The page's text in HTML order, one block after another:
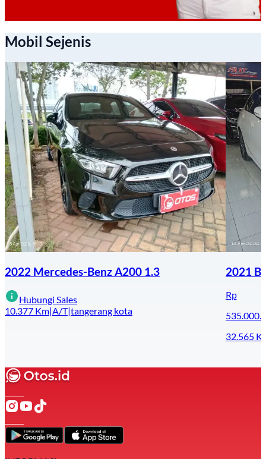
Mobil Sejenis
2022 Mercedes-Benz A200 1.3
Hubungi Sales
10.377 Km|A/T|tangerang kota
2021
Rp
32.565